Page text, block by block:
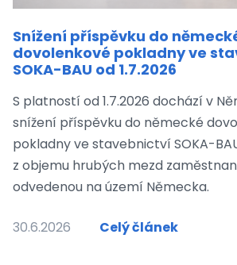
Snížení příspěvku do
dovolenkové pokladny ve
SOKA-BAU od 1.7.2026
S platností od 1.7.2026 dochází v
snížení příspěvku do německé
pokladny ve stavebnictví SOKA-
z objemu hrubých mezd
odvedenou na území Německa.
30.6.2026 Celý článek